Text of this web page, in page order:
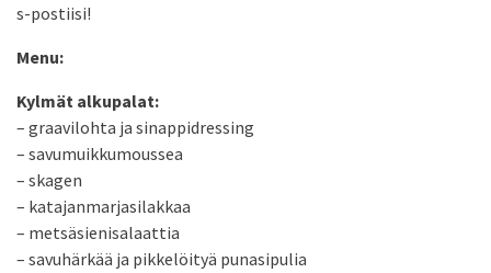
s-postiisi!
Menu:
Kylmät alkupalat:
– graavilohta ja sinappidressing
– savumuikkumoussea
– skagen
– katajanmarjasilakkaa
– metsäsienisalaattia
– savuhärkää ja pikkelöityä punasipulia